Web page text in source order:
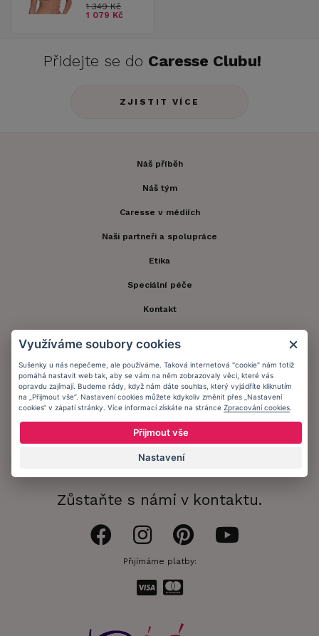
1 349 Kč
1 079 Kč
Přidejte se do Caresse Clubu!
ZJISTIT VÍCE
Náš příběh
Náš tým
Caresse v médiích
Naši partneři a spolupráce
Etika
Speciální péče
Kontakt
Doprava a platba
Obchodní podmínky
Ochrana osobních údajů
Informační memorandum
Zůstaňte s námi v kontaktu.
Přijímáme platby:
Využíváme soubory cookies
Sušenky u nás nepečeme, ale používáme. Taková internetová "cookie" nám totiž
pomáhá nastavit web tak, aby se vám na něm zobrazovaly věci, které vás
opravdu zajímají. Budeme rády, když nám dáte souhlas, který vyjádříte kliknutím
na „Přijmout vše“. Nastavení cookies můžete kdykoliv změnit přes „Nastavení
cookies“ v zápatí stránky. Více informací získáte na stránce Zpracování cookies
Přijmout vše
Nastavení